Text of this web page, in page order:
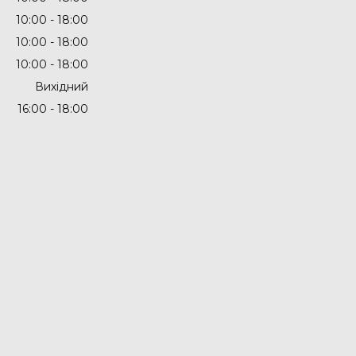
10:00
18:00
10:00
18:00
10:00
18:00
Вихідний
16:00 18:00